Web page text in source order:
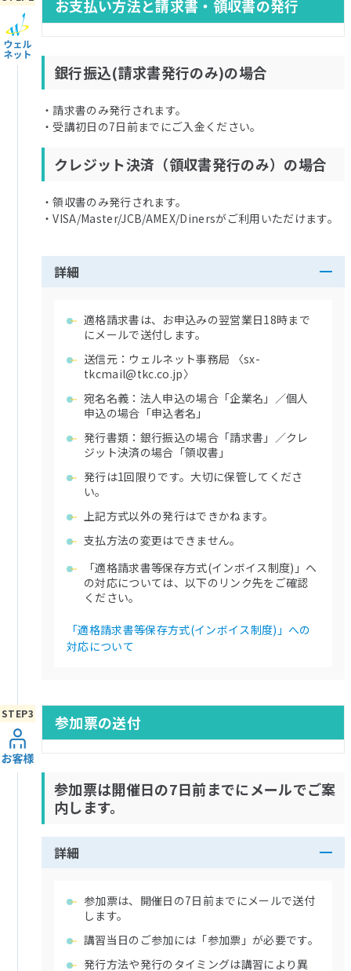
お支払い方法と請求書・領収書の発行
銀行振込(請求書発行のみ)の場合
・請求書のみ発行されます。
・受講初日の7日前までにご入金ください。
クレジット決済（領収書発行のみ）の場合
・領収書のみ発行されます。
・VISA/Master/JCB/AMEX/Dinersがご利用いただけます。
詳細
適格請求書は、お申込みの翌営業日18時まで
にメールで送付します。
送信元：ウェルネット事務局 〈sx-
tkcmail@tkc.co.jp〉
宛名名義：法人申込の場合「企業名」／個人
申込の場合「申込者名」
発行書類：銀行振込の場合「請求書」／クレ
ジット決済の場合「領収書」
発行は1回限りです。大切に保管してくださ
い。
上記方式以外の発行はできかねます。
支払方法の変更はできません。
「適格請求書等保存⽅式(インボイス制度)」へ
の対応については、以下のリンク先をご確認
ください。
「適格請求書等保存方式(インボイス制度)」への
対応について
参加票の送付
参加票は開催日の7日前までにメールでご案
内します。
詳細
参加票は、開催日の7日前までにメールで送付
します。
講習当日のご参加には「参加票」が必要です。
発行方法や発行のタイミングは講習により異